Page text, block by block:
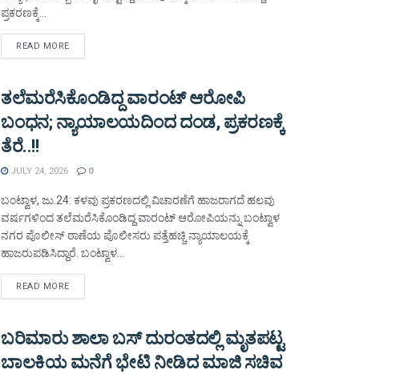
ಪ್ರಕರಣಕ್ಕೆ...
READ MOREDETAILS
ತಲೆಮರೆಸಿಕೊಂಡಿದ್ದ ವಾರಂಟ್ ಆರೋಪಿ
ಬಂಧನ; ನ್ಯಾಯಾಲಯದಿಂದ ದಂಡ, ಪ್ರಕರಣಕ್ಕೆ
ತೆರೆ..!!
JULY 24, 2026 0
ಬಂಟ್ವಾಳ, ಜು.24: ಕಳವು ಪ್ರಕರಣದಲ್ಲಿ ವಿಚಾರಣೆಗೆ ಹಾಜರಾಗದೆ ಹಲವು
ವರ್ಷಗಳಿಂದ ತಲೆಮರೆಸಿಕೊಂಡಿದ್ದ ವಾರಂಟ್ ಆರೋಪಿಯನ್ನು ಬಂಟ್ವಾಳ
ನಗರ ಪೊಲೀಸ್ ಠಾಣೆಯ ಪೊಲೀಸರು ಪತ್ತೆಹಚ್ಚಿ ನ್ಯಾಯಾಲಯಕ್ಕೆ
ಹಾಜರುಪಡಿಸಿದ್ದಾರೆ. ಬಂಟ್ವಾಳ...
READ MOREDETAILS
ಬರಿಮಾರು ಶಾಲಾ ಬಸ್ ದುರಂತದಲ್ಲಿ ಮೃತಪಟ್ಟ
ಬಾಲಕಿಯ ಮನೆಗೆ ಭೇಟಿ ನೀಡಿದ ಮಾಜಿ ಸಚಿವ